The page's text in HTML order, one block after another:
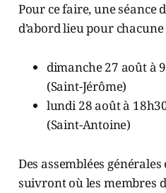
Pour ce faire, une séance
d’abord lieu pour
dimanche 27 août à
(Saint-Jérôme)
lundi 28 août à
(Saint-Antoine)
Des assemblées
suivront où les membres